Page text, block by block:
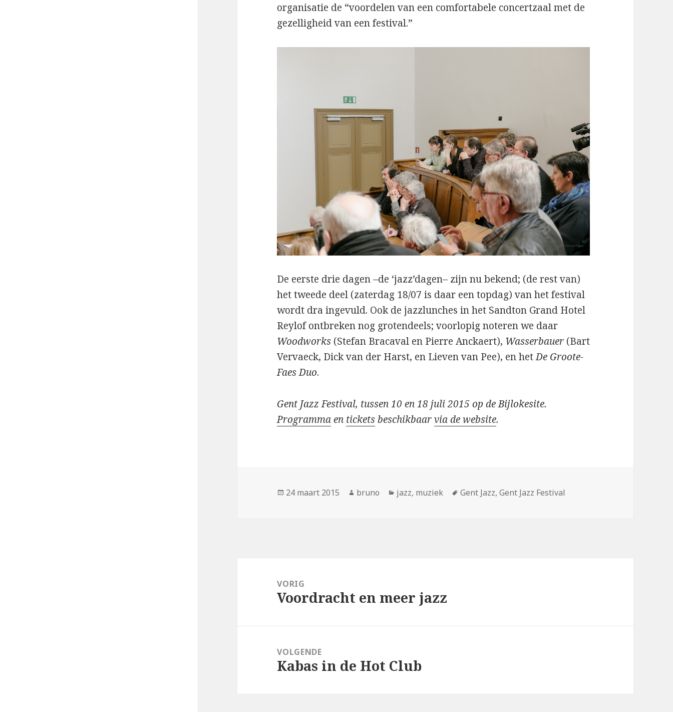
organisatie de “voordelen van een comfortabele concertzaal met de
gezelligheid van een festival.”
De eerste drie dagen –de ‘jazz’dagen– zijn nu bekend; (de rest van)
het tweede deel (zaterdag 18/07 is daar een topdag) van het festival
wordt dra ingevuld. Ook de jazzlunches in het Sandton Grand Hotel
Reylof ontbreken nog grotendeels; voorlopig noteren we daar
Woodworks (Stefan Bracaval en Pierre Anckaert), Wasserbauer (Bart
Vervaeck, Dick van der Harst, en Lieven van Pee), en hetDe Groote-
Faes Duo.
Gent Jazz Festival, tussen 10 en 18 juli 2015 op de Bijlokesite.
Programmaen ticketsbeschikbaarvia de website.
Geplaatst
24 maart 2015 Auteur
bruno Categorieën
jazz, muziek Tags
Gent Jazz,Gent Jazz Festival
navigatieVORIG
Vorig
Voordracht en meer jazz
VOLGENDE
Volgend
Kabas in de Hot Club